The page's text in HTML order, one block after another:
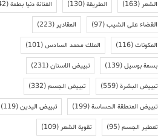
الشعر(163) الطريقة(130) الفنانة دنيا بطمة(142)
القضاء على الشيب(97) المقادير(223)
المكونات(116) الملك محمد السادس(101)
بسمة بوسيل(139) تبييض الاسنان(231)
تبييض البشرة(559) تبييض الجسم(332)
تبييض المنطقة الحساسة(199) تبييض اليدين(119)
تعطير الجسم(95) تقوية الشعر(109)